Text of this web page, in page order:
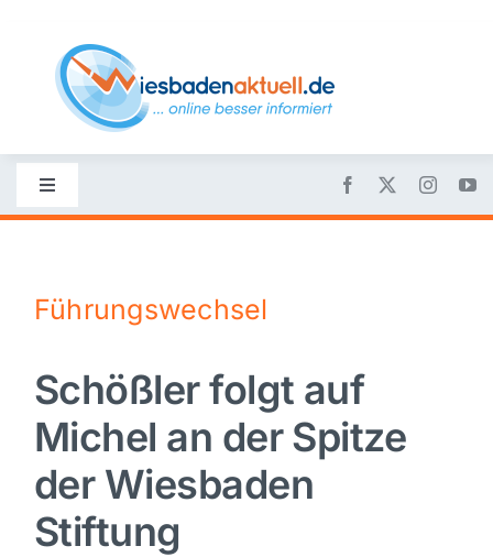
content
Toggle
Navigation
Nachrichten
Politik
Wirtschaft
Sport
Führungswechsel
Schößler folgt auf
Michel an der Spitze
der Wiesbaden
Stiftung